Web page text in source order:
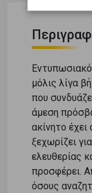
μόλις λίγα
που
άμεση
ακίνητο
ξεχωρίζει
ελευθερίας
προσφέρει.
όσους